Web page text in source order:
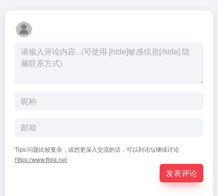
Tips:问题比较复杂，或想更深入交流的话，可以到论坛继续讨论
https://www.ffqla.net
发表评论